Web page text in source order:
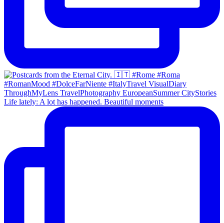
Life lately: A lot has happened. Beautiful moments